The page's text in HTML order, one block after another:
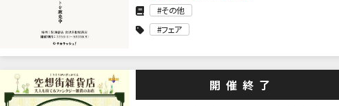
その他
フェア
開催終了